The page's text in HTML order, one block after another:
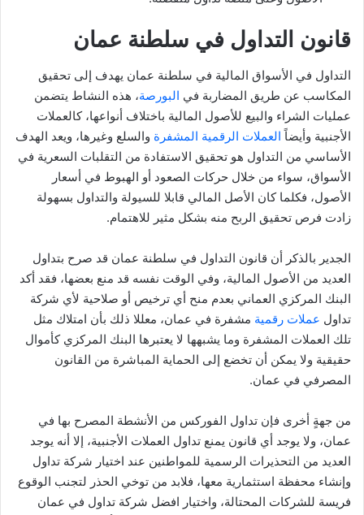
قانون التداول في سلطنة عمان
التداول في الأسواق المالية في سلطنة عمان يهدف إلى تحقيق
المكاسب عن طريق المضاربة في البورصة، هذه النشاط يتضمن
عمليات الشراء والبيع للأصول المالية باختلاف أنواعها، كالعملات
الأجنبية وأيضاً العملات الرقمية المشفرة والسلع وغيرها، ويعد الهدف
الأساسي من التداول هو تحقيق الاستفادة من التقلبات السعرية في
الأسواق، سواء من خلال حركات الصعود أو الهبوط في أسعار
الأصول، فكلما كان الأصل المالي قابلا للسيولة والتداول بسهولة
زادت فرص تحقيق الربح منه بشكل مثير للاهتمام.
الجدير بالذكر أن قانون التداول في سلطنة عمان قد صرح بتداول
العديد من الأصول المالية، وفي الوقت نفسه قد منع بعضها، فقد أكد
البنك المركزي العماني بعدم منح أي ترخيص أو صلاحية لأي شركة
تداول عملات رقمية مشفرة في عمان، معللا ذلك بأن امتلاك مثل
تلك العملات المشفرة وما يشبهها لا يعتبرها البنك المركزي كأموال
حقيقية ولا يمكن أن تخضع إلى الحماية المباشرة من القانون
المصرفي في عمان.
من جهةٍ أخرى فإن تداول الفوركس من الأنشطة المصرح بها في
عمان، ولا يوجد أي قانون يمنع تداول العملات الأجنبية، إلا أنه يوجد
العديد من التحذيرات الرسمية للمواطنين عند اختيار شركة تداول
وإنشاء محفظة استثمارية معها، فلابد من توخي الحذر لتجنب الوقوع
فريسة للشركات المحتالة، واختيار افضل شركة تداول في عمان